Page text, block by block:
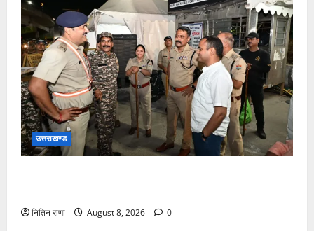
उत्तराखण्ड
नितिन राणा August 8, 2026 0